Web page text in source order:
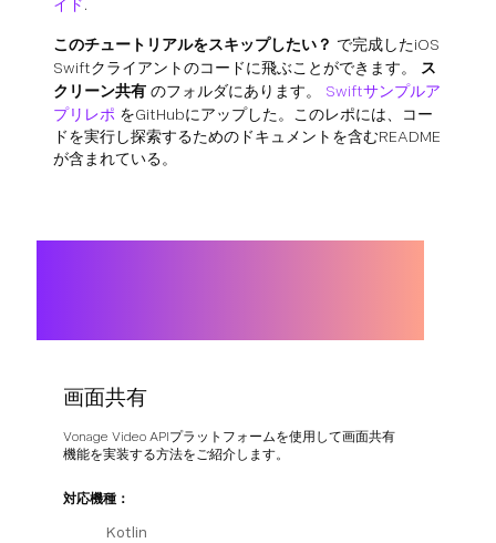
イド.
このチュートリアルをスキップしたい？ で完成したiOS
Swiftクライアントのコードに飛ぶことができます。
ス
クリーン共有 のフォルダにあります。 Swiftサンプルア
プリレポ をGitHubにアップした。このレポには、コー
ドを実行し探索するためのドキュメントを含むREADME
が含まれている。
画面共有
Vonage Video APIプラットフォームを使用して画面共有
機能を実装する方法をご紹介します。
対応機種：
Kotlin